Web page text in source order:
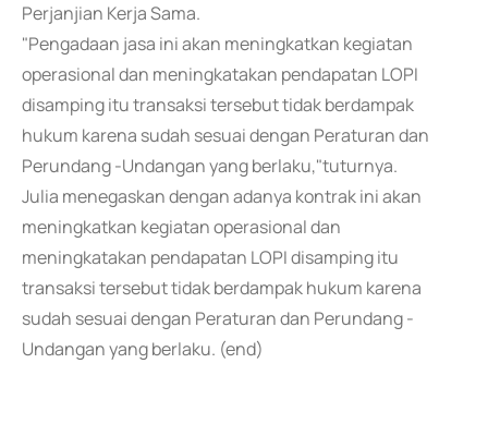
Perjanjian Kerja Sama.
"Pengadaan jasa ini akan meningkatkan kegiatan
operasional dan meningkatakan pendapatan LOPI
disamping itu transaksi tersebut tidak berdampak
hukum karena sudah sesuai dengan Peraturan dan
Perundang -Undangan yang berlaku,"tuturnya.
Julia menegaskan dengan adanya kontrak ini akan
meningkatkan kegiatan operasional dan
meningkatakan pendapatan LOPI disamping itu
transaksi tersebut tidak berdampak hukum karena
sudah sesuai dengan Peraturan dan Perundang -
Undangan yang berlaku. (end)